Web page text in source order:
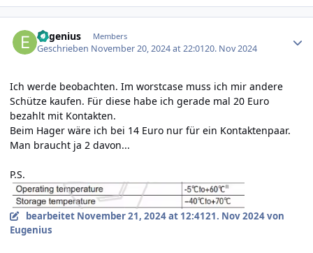
Eugenius Members
Geschrieben November 20, 2024 at 22:0120. Nov 2024
Ich werde beobachten. Im worstcase muss ich mir andere
Schütze kaufen. Für diese habe ich gerade mal 20 Euro
bezahlt mit Kontakten.
Beim Hager wäre ich bei 14 Euro nur für ein Kontaktenpaar.
Man braucht ja 2 davon...
P.S.
bearbeitet November 21, 2024 at 12:4121. Nov 2024von
Eugenius